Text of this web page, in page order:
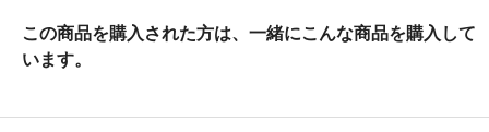
この商品を購入された方は、一緒にこんな商品を購入して
います。